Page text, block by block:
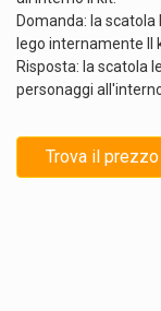
Domanda: la
lego internamente Il
Risposta: la scatola
personaggi
Trova il